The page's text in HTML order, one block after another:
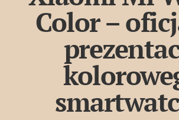
Color –